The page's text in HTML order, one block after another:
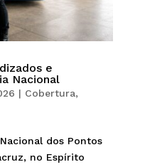
e
Nacional
| Cobertura,
dos Pontos
no Espírito